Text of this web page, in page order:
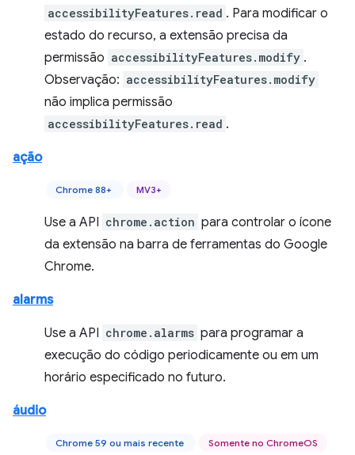
accessibilityFeatures.read . Para modificar o
estado do recurso, a extensão precisa da
permissão accessibilityFeatures.modify .
Observação: accessibilityFeatures.modify
não implica permissão
accessibilityFeatures.read .
ação
Chrome 88+ MV3+
Use a API chrome.action para controlar o ícone
da extensão na barra de ferramentas do Google
Chrome.
alarms
Use a API chrome.alarms para programar a
execução do código periodicamente ou em um
horário especificado no futuro.
áudio
Chrome 59 ou mais recente Somente no ChromeOS